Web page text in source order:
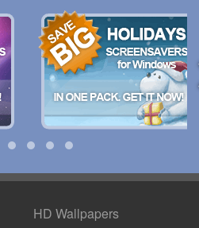
HD Wallpapers